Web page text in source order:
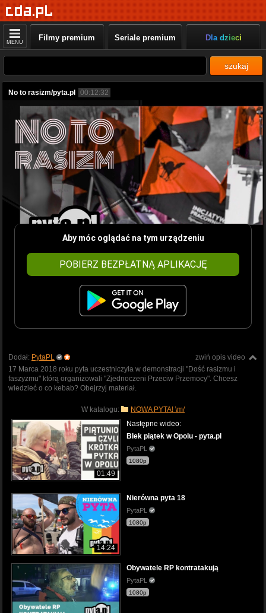
MENU Filmy premium Seriale premium Dla dzieci
szukaj
No to rasizm/pyta.pl 00:12:32
Aby móc oglądać na tym urządzeniu
POBIERZ BEZPŁATNĄ APLIKACJĘ
zwiń opis video
Dodał: PytaPL
17 Marca 2018 roku pyta uczestniczyła w demonstracji "Dość rasizmu i
faszyzmu" którą organizowali "Zjednoczeni Przeciw Przemocy". Chcesz
wiedzieć o co kebab? Obejrzyj materiał.
W katalogu: NOWA PYTA! \m/
01:49
Następne wideo:
Blek piątek w Opolu - pyta.pl
PytaPL
1080p
14:24
Nierówna pyta 18
PytaPL
1080p
Obywatele RP kontratakują
PytaPL
1080p